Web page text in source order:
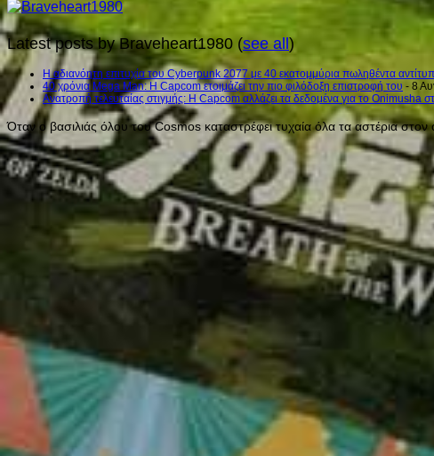
Latest posts by Braveheart1980 (see all)
H αδιανόητη επιτυχία του Cyberpunk 2077 με 40 εκατομμύρια πωληθέντα
40 χρόνια Mega Man: Η Capcom ετοιμάζει την πιο φιλόδοξη επιστροφή του - 8
Ανατροπή τελευταίας στιγμής: Η Capcom αλλάζει τα δεδομένα για το Onimusha
Όταν ο βασιλιάς όλου του Cosmos καταστρέφει τυχαία όλα τα αστέρια